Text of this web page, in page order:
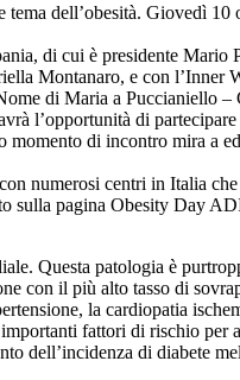
dell’obesità. Giovedì
di cui è presidente Mario
Montanaro, e con l’Inner
di Maria a Puccianiello –
l’opportunità di
di incontro mira a
numerosi centri in Italia
sulla pagina Obesity Day
Questa patologia è
con il più alto tasso di
la cardiopatia
fattori di rischio per
dell’incidenza di diabete